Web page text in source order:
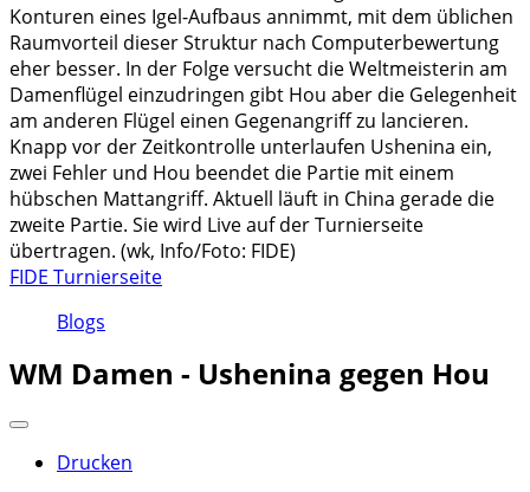
Konturen eines Igel-Aufbaus annimmt, mit dem üblichen
Raumvorteil dieser Struktur nach Computerbewertung
eher besser. In der Folge versucht die Weltmeisterin am
Damenflügel einzudringen gibt Hou aber die Gelegenheit
am anderen Flügel einen Gegenangriff zu lancieren.
Knapp vor der Zeitkontrolle unterlaufen Ushenina ein,
zwei Fehler und Hou beendet die Partie mit einem
hübschen Mattangriff. Aktuell läuft in China gerade die
zweite Partie. Sie wird Live auf der Turnierseite
übertragen. (wk, Info/Foto: FIDE)
FIDE Turnierseite
Blogs
WM Damen - Ushenina gegen Hou
Drucken